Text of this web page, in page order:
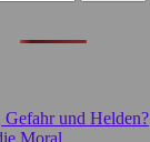
und Helden?